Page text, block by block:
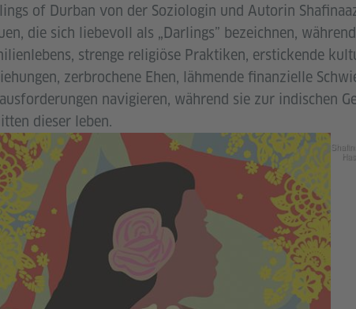
of Durban von der Soziologin und Autorin
die sich liebevoll als „Darlings” bezeichnen,
strenge religiöse Praktiken, erstickende
zerbrochene Ehen, lähmende finanzielle
navigieren, während sie zur indischen
dieser leben.